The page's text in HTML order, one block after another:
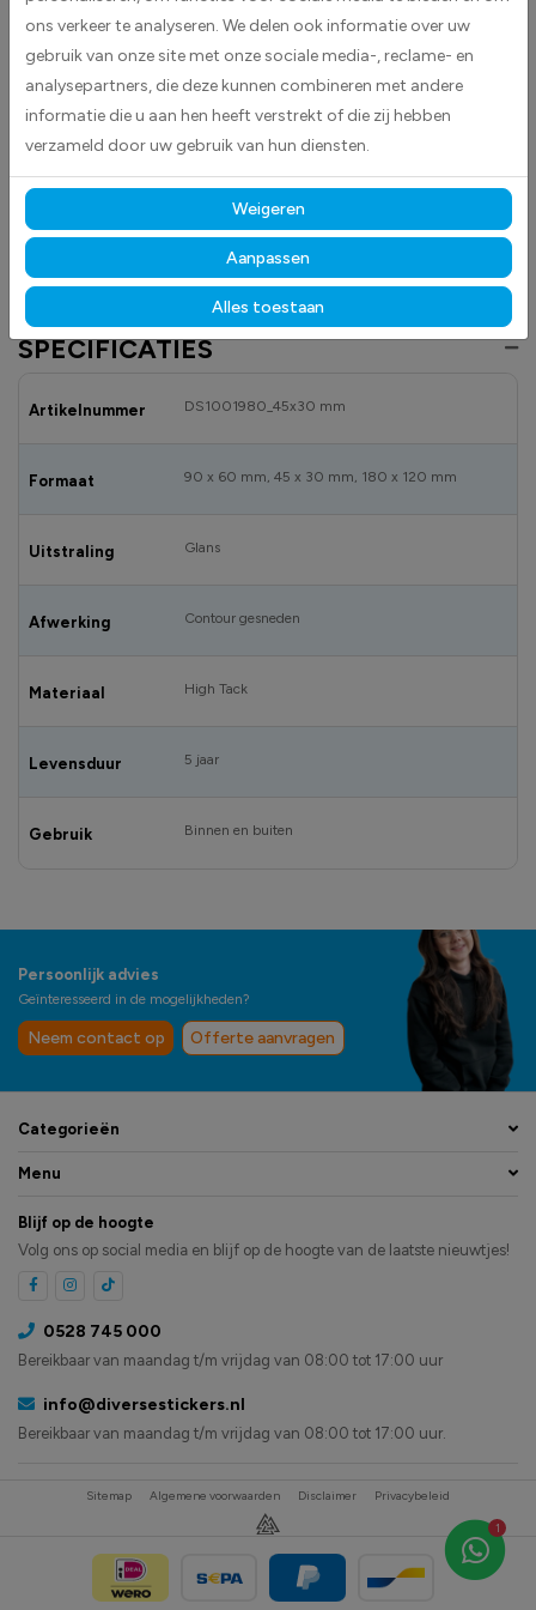
vlag van Bhutan en is eenvoudig aan te brengen op gladde
oppervlakken zoals auto’s, laptops en koffers.
Gemaakt van hoogwaardige high-tack folie, hecht deze sticker
betrouwbaar op vrijwel elk oppervlak.Dankzij de duurzame
materialen blijft hij langdurig mooi en goed leesbaar, zowel binnen als
buiten bestand tegen licht, vocht en dagelijks gebruik.
Bekijk ook onze andere vlagstickers
professioneel te markeren.
SPECIFICATIES
Artikelnummer DS1001980_45x30 mm
Formaat 90 x 60 mm, 45 x 30 mm, 180 x 120 mm
Uitstraling Glans
Afwerking Contour gesneden
Materiaal High Tack
Levensduur 5 jaar
Gebruik Binnen en buiten
1
Persoonlijk advies
Geïnteresseerd in de mogelijkheden?
Neem contact op Offerte aanvragen
Categorieën
Menu
Blijf op de hoogte
Volg ons op social media en blijf op de hoogte van de laatste nieuwtjes!
0528 745 000
Bereikbaar van maandag t/m vrijdag van 08:00 tot 17:00 uur
info@diversestickers.nl
Bereikbaar van maandag t/m vrijdag van 08:00 tot 17:00 uur.
Sitemap Algemene voorwaarden Disclaimer Privacybeleid
ons verkeer te analyseren. We delen ook informatie over uw
gebruik van onze site met onze sociale media-, reclame- en
analysepartners, die deze kunnen combineren met andere
informatie die u aan hen heeft verstrekt of die zij hebben
verzameld door uw gebruik van hun diensten.
Weigeren
Aanpassen
Alles toestaan